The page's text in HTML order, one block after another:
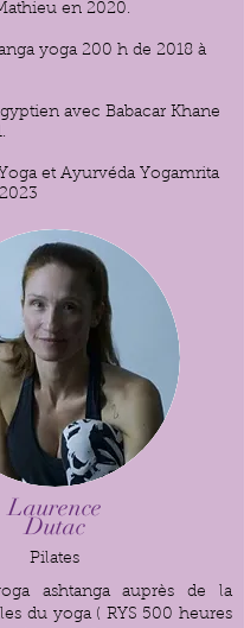
en 2020.
yoga 200 h de 2018 à
avec Babacar Khane
et Ayurvéda Yogamrita
Laurence
Dutac
Pilates
ashtanga auprès de la
du yoga ( RYS 500 heures